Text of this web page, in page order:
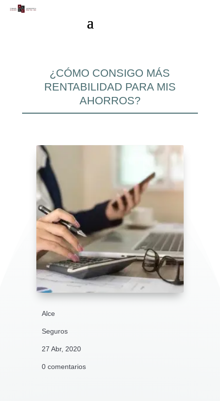
¿CÓMO CONSIGO MÁS
RENTABILIDAD PARA MIS
AHORROS?
Alce
Seguros
27 Abr, 2020
0 comentarios